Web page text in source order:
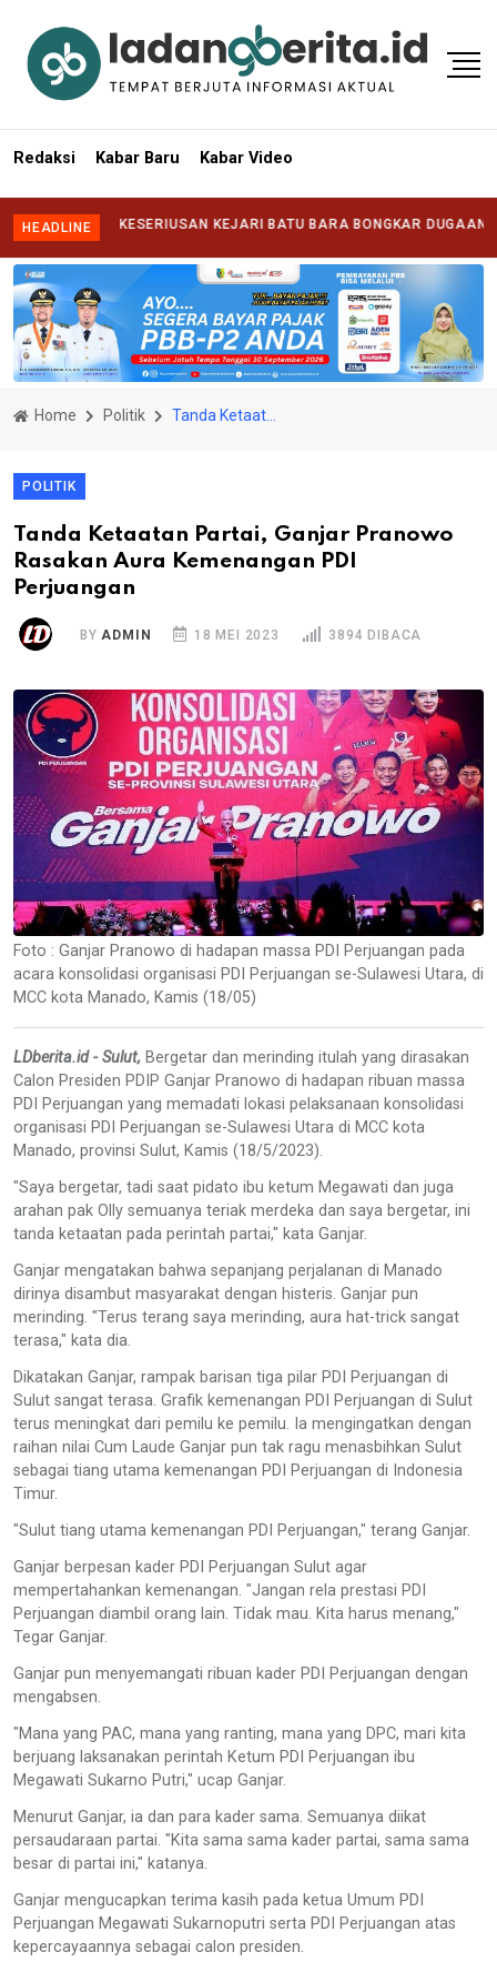
Redaksi Kabar Baru Kabar Video
HEADLINEKESERIUSAN KEJARI BATU BARA BONGKAR DUGAAN
Home Politik
POLITIK
Tanda Ketaatan Partai, Ganjar Pranowo
Rasakan Aura Kemenangan PDI
Perjuangan
BY ADMIN 18 MEI 2023 3894 DIBACA
Foto : Ganjar Pranowo di hadapan massa PDI Perjuangan pada
acara konsolidasi organisasi PDI Perjuangan se-Sulawesi Utara, di
MCC kota Manado, Kamis (18/05)
LDberita.id - Sulut, Bergetar dan merinding itulah yang dirasakan
Calon Presiden PDIP Ganjar Pranowo di hadapan ribuan massa
PDI Perjuangan yang memadati lokasi pelaksanaan konsolidasi
organisasi PDI Perjuangan se-Sulawesi Utara di MCC kota
Manado, provinsi Sulut, Kamis (18/5/2023).
"Saya bergetar, tadi saat pidato ibu ketum Megawati dan juga
arahan pak Olly semuanya teriak merdeka dan saya bergetar, ini
tanda ketaatan pada perintah partai," kata Ganjar.
Ganjar mengatakan bahwa sepanjang perjalanan di Manado
dirinya disambut masyarakat dengan histeris. Ganjar pun
merinding. "Terus terang saya merinding, aura hat-trick sangat
terasa," kata dia.
Dikatakan Ganjar, rampak barisan tiga pilar PDI Perjuangan di
Sulut sangat terasa. Grafik kemenangan PDI Perjuangan di Sulut
terus meningkat dari pemilu ke pemilu. Ia mengingatkan dengan
raihan nilai Cum Laude Ganjar pun tak ragu menasbihkan Sulut
sebagai tiang utama kemenangan PDI Perjuangan di Indonesia
Timur.
"Sulut tiang utama kemenangan PDI Perjuangan," terang Ganjar.
Ganjar berpesan kader PDI Perjuangan Sulut agar
mempertahankan kemenangan. "Jangan rela prestasi PDI
Perjuangan diambil orang lain. Tidak mau. Kita harus menang,"
Tegar Ganjar.
Ganjar pun menyemangati ribuan kader PDI Perjuangan dengan
mengabsen.
"Mana yang PAC, mana yang ranting, mana yang DPC, mari kita
berjuang laksanakan perintah Ketum PDI Perjuangan ibu
Megawati Sukarno Putri," ucap Ganjar.
Menurut Ganjar, ia dan para kader sama. Semuanya diikat
persaudaraan partai. "Kita sama sama kader partai, sama sama
besar di partai ini," katanya.
Ganjar mengucapkan terima kasih pada ketua Umum PDI
Perjuangan Megawati Sukarnoputri serta PDI Perjuangan atas
kepercayaannya sebagai calon presiden.